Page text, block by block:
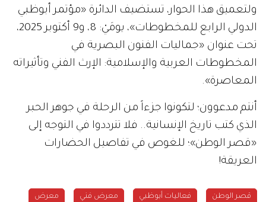
ولتعميق هذا الحوار، تستضيف الدائرة «مؤتمر أبوظبي
الدولي الرابع للمخطوطات»، يومَيْ: 8، و9 أكتوبر 2025،
تحت عنوان «جماليات الفنون البصرية في
المخطوطات العربية والإسلامية: الإرث الفني وتأثيراته
المعاصرة».
أنتم مدعوون؛ لتكونوا جزءاً من الرحلة في جوهر الحبر
الذي كتب تاريخ الإنسانية.. فلا تترددوا في التوجه إلى
«قصر الوطن»؛ للغوص في تفاصيل الحضارات
العريقة!
قصر الوطن فعاليات أبوظبي معرض فني معرض